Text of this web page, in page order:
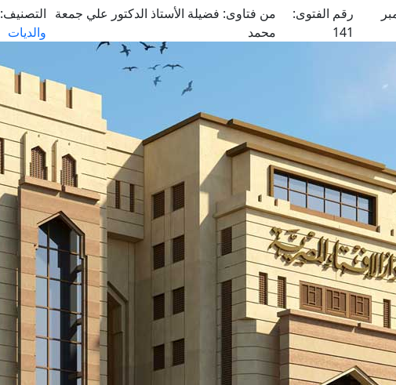
رقم الفتوى:
141
من فتاوى: فضيلة الأستاذ الدكتور علي جمعة
محمد
التصنيف:
والديات